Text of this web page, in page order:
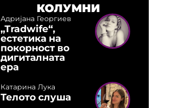
КОЛУМНИ
Адријана Георгиев
„Tradwife“,
естетика на
покорност во
дигиталната
ера
Катарина Лука
Телото слуша